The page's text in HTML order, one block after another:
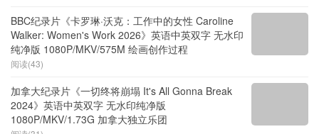
BBC纪录片《卡罗琳·沃克：工作中的女性 Caroline
Walker: Women's Work 2026》英语中英双字 无水印
纯净版 1080P/MKV/575M 绘画创作过程
阅读(43)
加拿大纪录片《一切终将崩塌 It's All Gonna Break
2024》英语中英双字 无水印纯净版
1080P/MKV/1.73G 加拿大独立乐团